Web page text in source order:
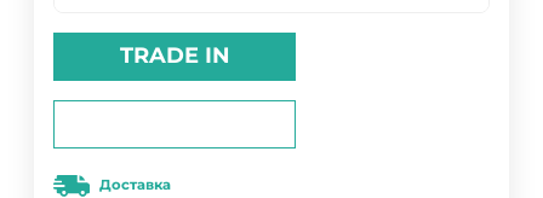
TRADE IN
Доставка